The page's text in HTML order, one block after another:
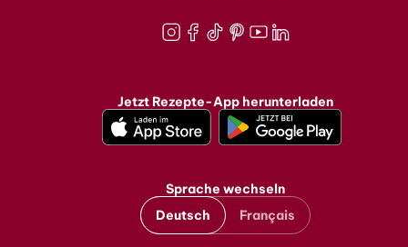
Jetzt Rezepte-App herunterladen
Sprache wechseln
Deutsch
Français